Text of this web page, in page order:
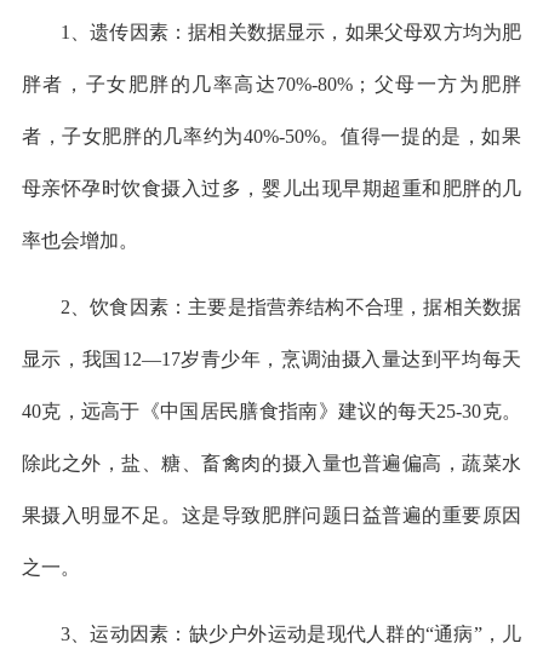
1、遗传因素：据相关数据显示，如果父母双方均为肥
胖者，子女肥胖的几率高达70%-80%；父母一方为肥胖
者，子女肥胖的几率约为40%-50%。值得一提的是，如果
母亲怀孕时饮食摄入过多，婴儿出现早期超重和肥胖的几
率也会增加。
2、饮食因素：主要是指营养结构不合理，据相关数据
显示，我国12—17岁青少年，烹调油摄入量达到平均每天
40克，远高于《中国居民膳食指南》建议的每天25-30克。
除此之外，盐、糖、畜禽肉的摄入量也普遍偏高，蔬菜水
果摄入明显不足。这是导致肥胖问题日益普遍的重要原因
之一。
3、运动因素：缺少户外运动是现代人群的“通病”，儿